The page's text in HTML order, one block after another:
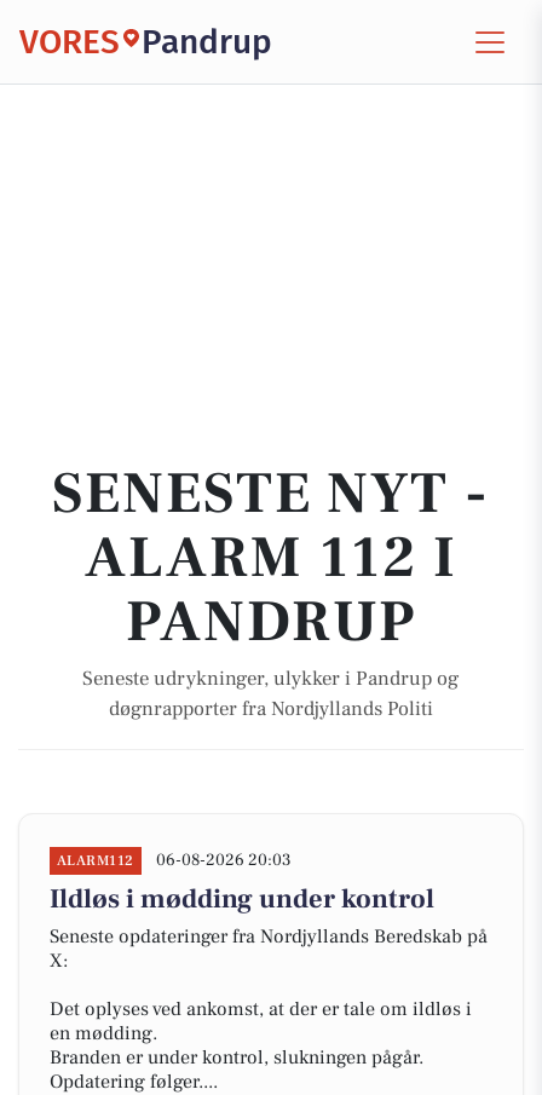
VORES Pandrup
SENESTE NYT -
ALARM 112 I
PANDRUP
Seneste udrykninger, ulykker i Pandrup og
døgnrapporter fra Nordjyllands Politi
ALARM112 06-08-2026 20:03
Ildløs i mødding under kontrol
Seneste opdateringer fra Nordjyllands Beredskab på
X:
Det oplyses ved ankomst, at der er tale om ildløs i
en mødding.
Branden er under kontrol, slukningen pågår.
Opdatering følger....